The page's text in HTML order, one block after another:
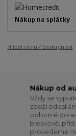
Nákup na splátky
Hlídat cenu / dostupnost
Nákup od
Vždy se
zboží
odborně
bleskově,
provedeme